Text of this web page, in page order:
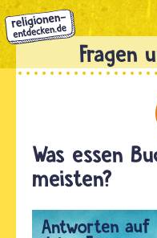
Direkt
zum
Inhalt
Was essen
meisten?